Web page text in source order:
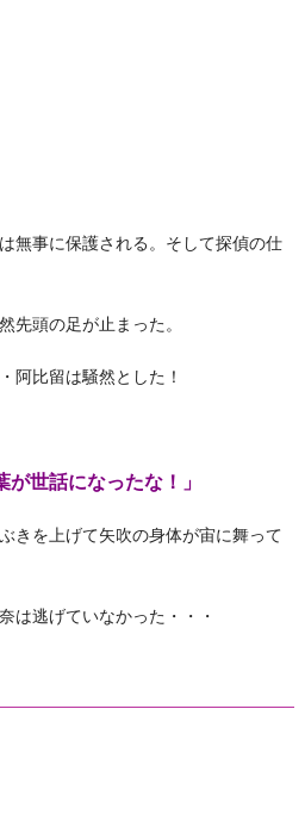
無事に保護される。そして探偵の仕
先頭の足が止まった。
阿比留は騒然とした！
が世話になったな！」
きを上げて矢吹の身体が宙に舞って
は逃げていなかった・・・